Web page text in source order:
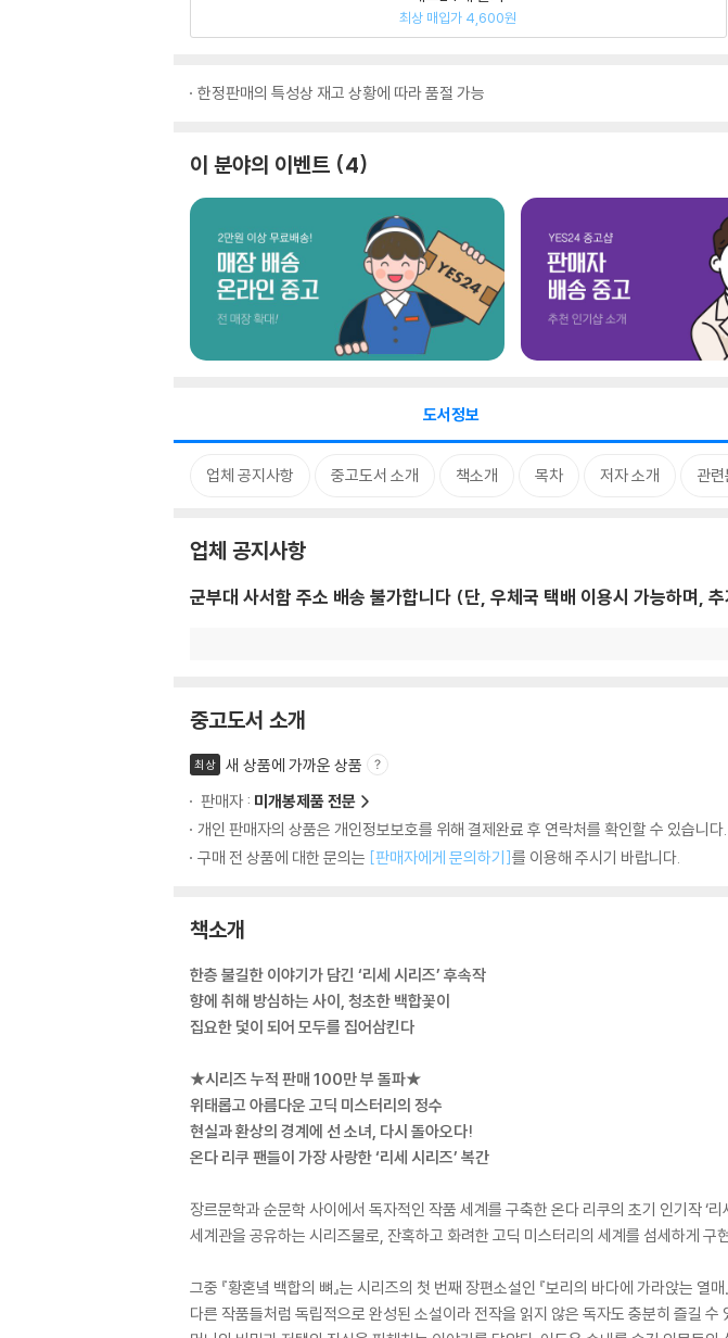
최상 매입가 4,600원
한정판매의 특성상 재고 상황에 따라 품절 가능
이 분야의 이벤트 4
도서정보
업체 공지사항 중고도서 소개 책소개 목차 저자 소개 관
업체 공지사항
군부대 사서함 주소 배송 불가합니다 (단, 우체국 택배 이용시 가능하며,
중고도서 소개
최상
새 상품에 가까운 상품
판매자 : 미개봉제품 전문
개인 판매자의 상품은 개인정보보호를 위해 결제완료 후 연락처를 확인할 수 있습니다.
구매 전 상품에 대한 문의는 [판매자에게 문의하기]를 이용해 주시기 바랍니다.
책소개
한층 불길한 이야기가 담긴 ‘리세 시리즈’ 후속작
향에 취해 방심하는 사이, 청초한 백합꽃이
집요한 덫이 되어 모두를 집어삼킨다
★시리즈 누적 판매 100만 부 돌파★
위태롭고 아름다운 고딕 미스터리의 정수
현실과 환상의 경계에 선 소녀, 다시 돌아오다!
온다 리쿠 팬들이 가장 사랑한 ‘리세 시리즈’ 복간
장르문학과 순문학 사이에서 독자적인 작품 세계를 구축한 온다 리쿠의 초기 인기작 ‘
세계관을 공유하는 시리즈물로, 잔혹하고 화려한 고딕 미스터리의 세계를 섬세하게 구
그중 『황혼녘 백합의 뼈』는 시리즈의 첫 번째 장편소설인 『보리의 바다에 가라앉는
다른 작품들처럼 독립적으로 완성된 소설이라 전작을 읽지 않은 독자도 충분히 즐길